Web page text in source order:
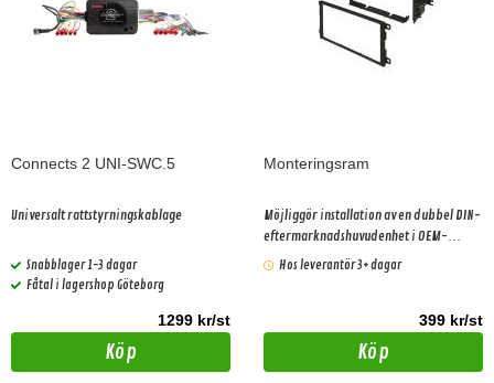
Connects 2 UNI-SWC.5
Universalt rattstyrningskablage
Snabblager 1-3 dagar
Fåtal i lagershop Göteborg
1299 kr/st
Köp
Monteringsram
Möjliggör installation av en dubbel DIN-
eftermarknadshuvudenhet i OEM-
instrumentbrädan. Passar GM bilar
Hos leverantör 3+ dagar
399 kr/st
Köp